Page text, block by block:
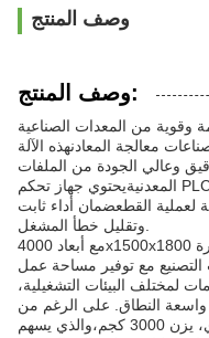
وصف المنتج
وصف المنتج:
وقوية من المعدات الصناعية
معالجة المعادنهذه الآلة
وعالي الجودة من الملفات
المعدنيةيحتوي جهاز تحكم PLC المتطور على آلة قطاع الملفات الفولاذية
لعملية القطعضمان أداء ثابت
مع أبعاد 4000x1500x1800 ملم ، فإن آلة شق الملفات الفولاذية صغيرة
التصنيع مع توفير مساحة عمل
لمختلف البيئات التشغيلية،
النطاق. على الرغم من
بصمتها الصغيرة نسبيا، تفتخر الآلة ببناء قوي، يزن 3000 كجم،والذي يسهم